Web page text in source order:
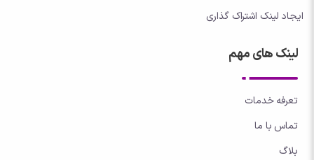
ایجاد لینک اشتراک گذاری
لینک های مهم
تعرفه خدمات
تماس با ما
بلاگ